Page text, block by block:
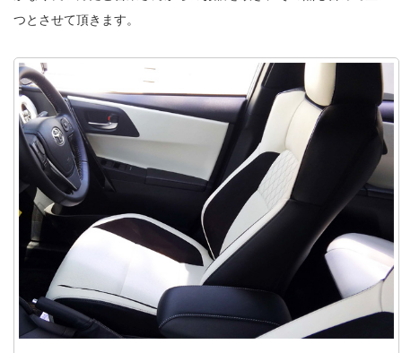
つとさせて頂きます。